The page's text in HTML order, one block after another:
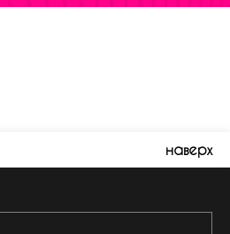
наверх